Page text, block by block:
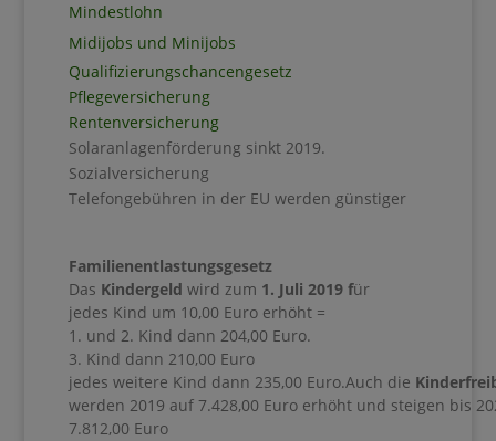
Mindestlohn
Midijobs und Minijobs
Qualifizierungschancengesetz
Pflegeversicherung
Rentenversicherung
Solaranlagenförderung sinkt 2019.
Sozialversicherung
Telefongebühren in der EU werden günstiger
Familienentlastungsgesetz
Das Kindergeld wird zum 1. Juli 2019 für
jedes Kind um 10,00 Euro erhöht =
1. und 2. Kind dann 204,00 Euro.
3. Kind dann 210,00 Euro
jedes weitere Kind dann 235,00 Euro.Auch die
werden 2019 auf 7.428,00 Euro erhöht und steigen bis
7.812,00 Euro